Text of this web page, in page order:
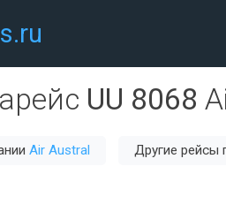
UU 8068
Air Austral Другие рейсы